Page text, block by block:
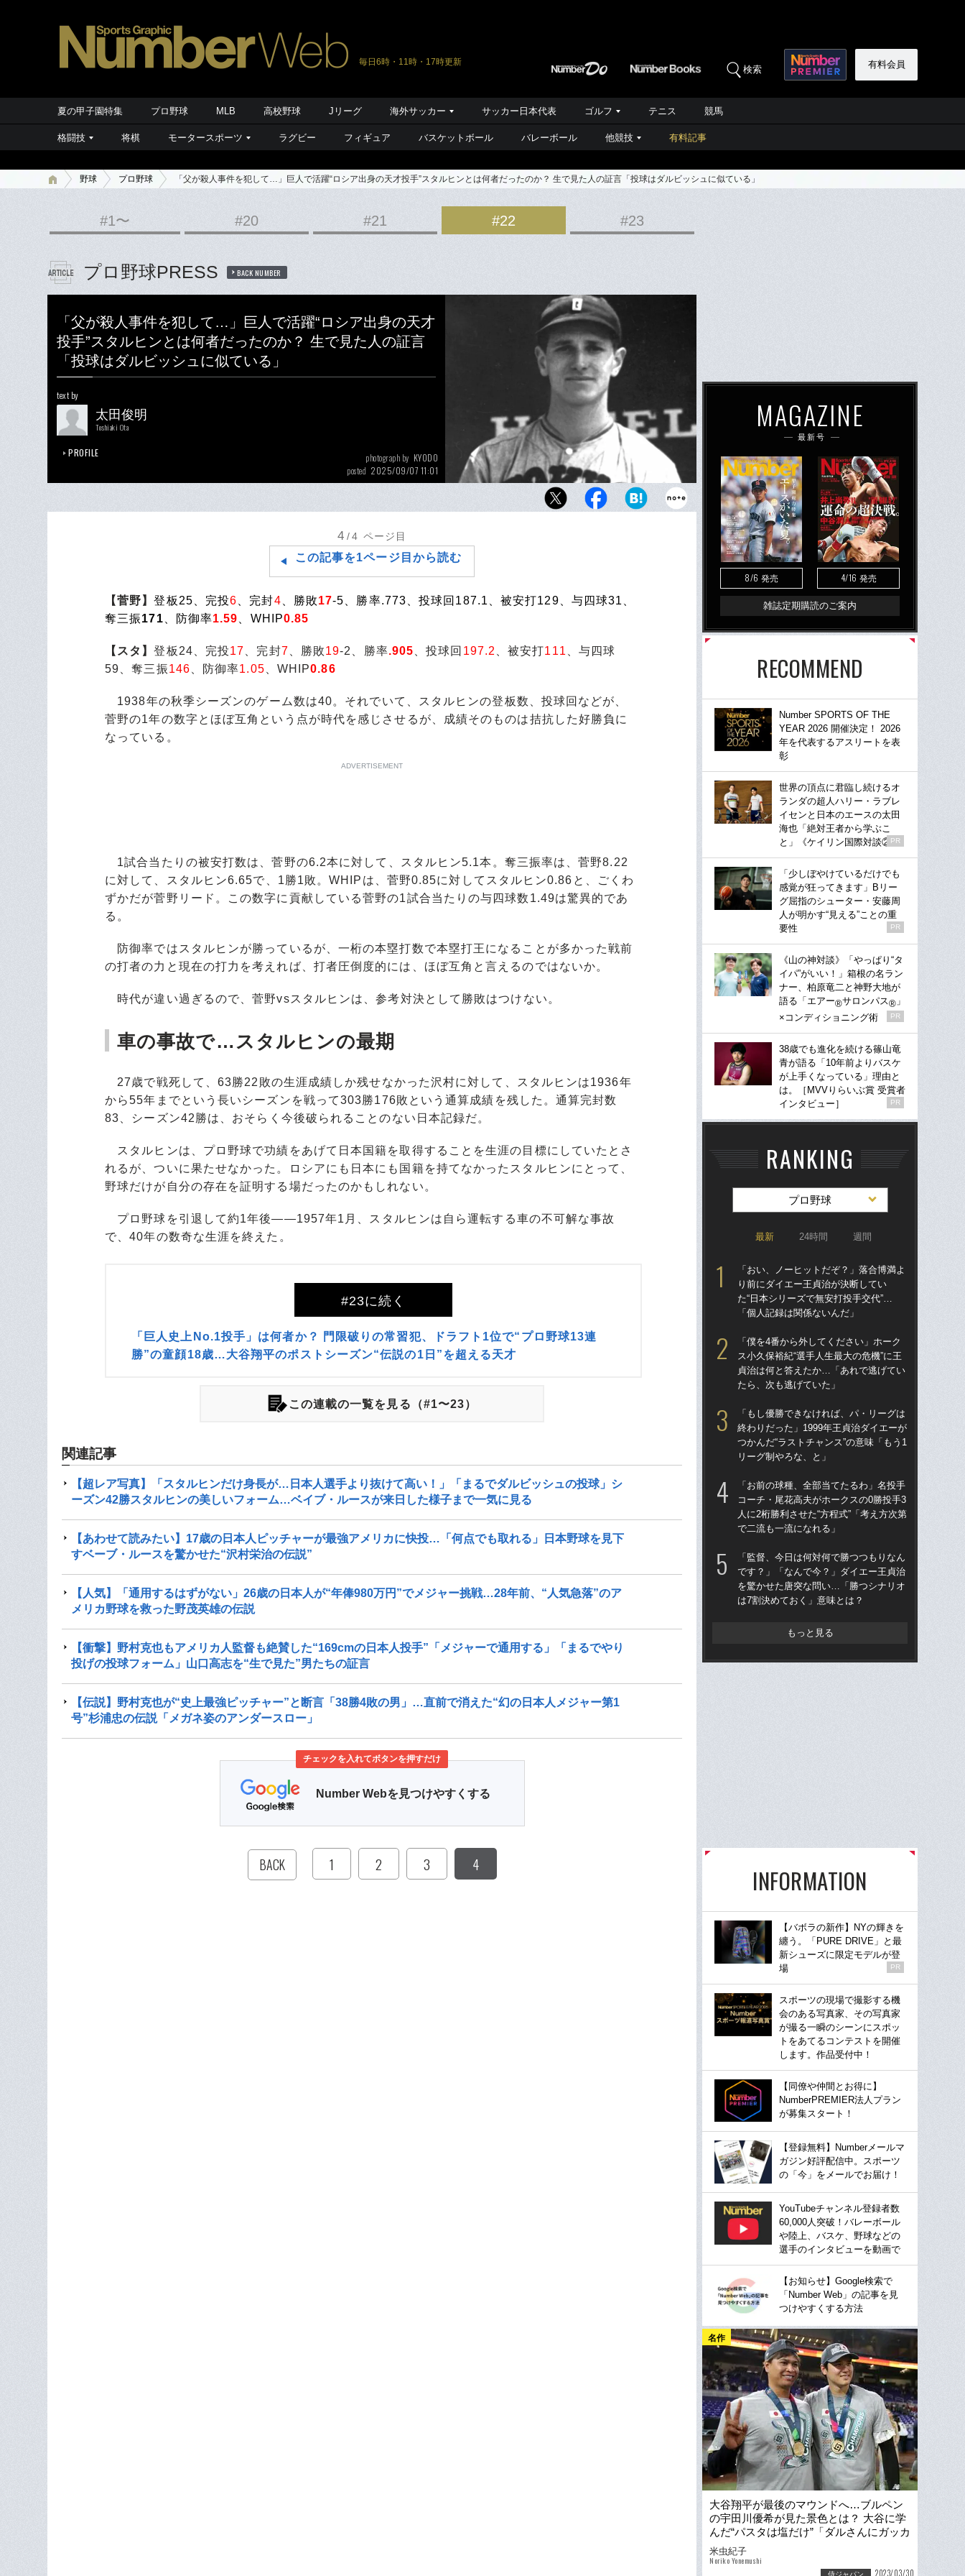
毎日6時・11時・17時更新
検索 有料会員
夏の甲子園特集 プロ野球 MLB 高校野球 Jリーグ 海外サッカー サッカー日本代表 ゴルフ テニス 競馬
格闘技 将棋 モータースポーツ ラグビー フィギュア バスケットボール バレーボール 他競技 有料記事
野球 プロ野球 「父が殺人事件を犯して…」巨人で活躍“ロシア出身の天才投手”スタルヒンとは何者だったのか？ 生で見た人の証言「投球はダルビッシュに似ている」
#1〜 #20 #21 #22 #23
プロ野球PRESS BACK NUMBER
「父が殺人事件を犯して…」巨人で活躍“ロシア出身の天才
投手”スタルヒンとは何者だったのか？ 生で見た人の証言
「投球はダルビッシュに似ている」
text by
太田俊明
Toshiaki Ota
PROFILE photograph by KYODO
posted 2025/09/07 11:01
かつて日本のプロ野球で活躍したスタルヒン。シーズン42
4 /4 ページ目
この記事を1ページ目から読む
【菅野】登板25、完投6 、完封4 、勝敗17-5、勝率.773、投球回187.1、被安打129、与四球31、
奪三振171 、防御率1.59 、WHIP0.85
【スタ】登板24、完投17 、完封7 、勝敗19-2、勝率.905 、投球回 197.2 、被安打111
、与四球
59、奪三振146 、防御率1.05 、WHIP0.86
1938年の秋季シーズンのゲーム数は40。それでいて、スタルヒンの登板数、投球回などが、
菅野の1年の数字とほぼ互角という点が時代を感じさせるが、成績そのものは拮抗した好勝負に
なっている。
ADVERTISEMENT
1試合当たりの被安打数は、菅野の6.2本に対して、スタルヒン5.1本。奪三振率は、菅野8.22
に対して、スタルヒン6.65で、1勝1敗。WHIPは、菅野0.85に対してスタルヒン0.86と、ごくわ
ずかだが菅野リード。この数字に貢献している菅野の1試合当たりの与四球数1.49は驚異的であ
る。
防御率ではスタルヒンが勝っているが、一桁の本塁打数で本塁打王になることが多かった戦前
の打者の力と現在の打力を考えれば、打者圧倒度的には、ほぼ互角と言えるのではないか。
時代が違い過ぎるので、菅野vsスタルヒンは、参考対決として勝敗はつけない。
車の事故で…スタルヒンの最期
27歳で戦死して、63勝22敗の生涯成績しか残せなかった沢村に対して、スタルヒンは1936年
から55年までという長いシーズンを戦って303勝176敗という通算成績を残した。通算完封数
83、シーズン42勝は、おそらく今後破られることのない日本記録だ。
スタルヒンは、プロ野球で功績をあげて日本国籍を取得することを生涯の目標にしていたとさ
れるが、ついに果たせなかった。ロシアにも日本にも国籍を持てなかったスタルヒンにとって、
野球だけが自分の存在を証明する場だったのかもしれない。
プロ野球を引退して約1年後――1957年1月、スタルヒンは自ら運転する車の不可解な事故
で、40年の数奇な生涯を終えた。
#23に続く
「巨人史上No.1投手」は何者か？ 門限破りの常習犯、ドラフト1位で“プロ野球13連
勝”の童顔18歳…大谷翔平のポストシーズン“伝説の1日”を超える天才
この連載の一覧を見る（#1〜23）
関連記事
【超レア写真】「スタルヒンだけ身長が…日本人選手より抜けて高い！」「まるでダルビッシュの投球」シ
ーズン42勝スタルヒンの美しいフォーム…ベイブ・ルースが来日した様子まで一気に見る
【あわせて読みたい】17歳の日本人ピッチャーが最強アメリカに快投…「何点でも取れる」日本野球を見下
すベーブ・ルースを驚かせた“沢村栄治の伝説”
【人気】「通用するはずがない」26歳の日本人が“年俸980万円”でメジャー挑戦…28年前、“人気急落”のア
メリカ野球を救った野茂英雄の伝説
【衝撃】野村克也もアメリカ人監督も絶賛した“169cmの日本人投手”「メジャーで通用する」「まるでやり
投げの投球フォーム」山口高志を“生で見た”男たちの証言
【伝説】野村克也が“史上最強ピッチャー”と断言「38勝4敗の男」…直前で消えた“幻の日本人メジャー第1
号”杉浦忠の伝説「メガネ姿のアンダースロー」
チェックを入れてボタンを押すだけ
Number Webを見つけやすくする
BACK 1 2 3 4
MAGAZINE
最新号
8/6 発売 4/16 発売
雑誌定期購読のご案内
RECOMMEND
Number SPORTS OF THE
YEAR 2026 開催決定！ 2026
年を代表するアスリートを表
彰
世界の頂点に君臨し続けるオ
ランダの超人ハリー・ラブレ
イセンと日本のエースの太田
海也「絶対王者から学ぶこ
と」《ケイリン国際対談②》
PR
「少しぼやけているだけでも
感覚が狂ってきます」Bリー
グ屈指のシューター・安藤周
人が明かす“見える”ことの重
要性
PR
《山の神対談》「やっぱり“タ
イパ”がいい！」箱根の名ラン
ナー、柏原竜二と神野大地が
語る「エアー®サロンパス® 」
×コンディショニング術
PR
38歳でも進化を続ける篠山竜
青が語る「10年前よりバスケ
が上手くなっている」理由と
は。［MVVりらいぶ賞 受賞者
インタビュー］
PR
RANKING
プロ野球
最新 24時間 週間
「おい、ノーヒットだぞ？」落合博満よ
り前にダイエー王貞治が決断してい
た“日本シリーズで無安打投手交代”…
「個人記録は関係ないんだ」
「僕を4番から外してください」ホーク
ス小久保裕紀“選手人生最大の危機”に王
貞治は何と答えたか…「あれで逃げてい
たら、次も逃げていた」
「もし優勝できなければ、パ・リーグは
終わりだった」1999年王貞治ダイエーが
つかんだ“ラストチャンス”の意味「もう1
リーグ制やろな、と」
「お前の球種、全部当てたるわ」名投手
コーチ・尾花高夫がホークスの0勝投手3
人に2桁勝利させた“方程式”「考え方次第
で二流も一流になれる」
「監督、今日は何対何で勝つつもりなん
です？」「なんで今？」ダイエー王貞治
を驚かせた唐突な問い…「勝つシナリオ
は7割決めておく」意味とは？
もっと見る
INFORMATION
【バボラの新作】NYの輝きを
纏う。「PURE DRIVE」と最
新シューズに限定モデルが登
場
PR
スポーツの現場で撮影する機
会のある写真家、その写真家
が撮る一瞬のシーンにスポッ
トをあてるコンテストを開催
します。作品受付中！
【同僚や仲間とお得に】
NumberPREMIER法人プラン
が募集スタート！
【登録無料】Numberメールマ
ガジン好評配信中。スポーツ
の「今」をメールでお届け！
YouTubeチャンネル登録者数
60,000人突破！バレーボール
や陸上、バスケ、野球などの
選手のインタビューを動画で
【お知らせ】Google検索で
「Number Web」の記事を見
つけやすくする方法
名作
大谷翔平が最後のマウンドへ…ブルペン
の宇田川優希が見た景色とは？ 大谷に学
んだ“パスタは塩だけ”「ダルさんにガッカ
リされないように」
米虫紀子
Noriko Yonemushi
侍ジャパン 2023/03/30